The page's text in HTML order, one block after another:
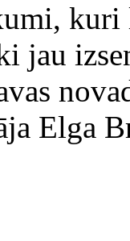
kuri
jau
Elga